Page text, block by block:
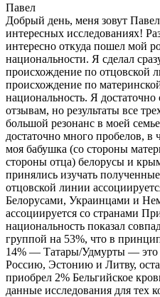
Павел
Добрый день, меня зовут
интересных исследованиях!
интересно откуда пошел мой
национальности. Я сделал
происхождение по отцовской
происхождение по
национальность. Я
отзывам, но результаты все
большой резонанс в моей
достаточно много пробелов, в
моя бабушка (со стороны
стороны отца) белорусы и
принялись изучать
отцовской линии
Белорусами, Украинцами и
ассоциируется со странами
национальность показал
группой на 53%, что в
14% — Татары/Удмурты — это
Россию, Эстонию и Литву,
приобрел 2% Бельгийское
данные исследования для тех